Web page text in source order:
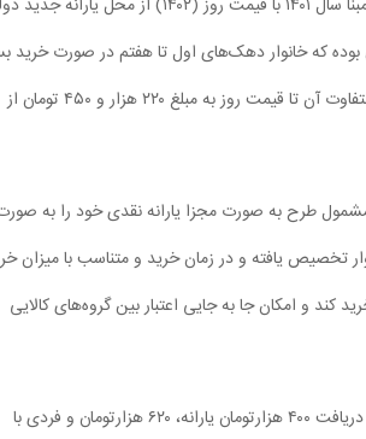
تغذیه ایران) با قیمت‌های مبنای سال ۱۴۰۱ انتخاب شده است و مابه التفاوت قیمت سبد مبنا سال ۱۴۰۱ با قیمت روز (۱۴۰۲) از
به این صورت که قیمت روز سبد مشتمل بر ۱۱ قلم ۷۴۳ هزار و ۷۵۰ تومان بوده که خانوار دهک‌های اول تا هفتم در صورت
باید قیمت سال ۱۴۰۱ را به مبلغ ۵۲۳ هزار و ۳۰۰ تومان از جیب خود پرداخت کنند و مابه‌التفاوت آن تا قیمت روز به مبلغ ۲۲۰ هزار و ۴۵۰ تومان از
۴۰۰ هزارتومانی فعلی بوده و خانوار مشمول طرح به صورت مجزا یارانه نقدی خود را به
تخصیص یافته و در زمان خرید و متناسب با میزان
و امکان جا به جایی اعتبار بین گروه‌های کالایی
از همین رو می‌توان گفت با اجرای طرح فجرانه، فردی با دهک درآمدی یک تا ۳ به جای دریافت ۴۰۰ هزارتومان یارانه، ۶۲۰ هزارتومان و فردی با